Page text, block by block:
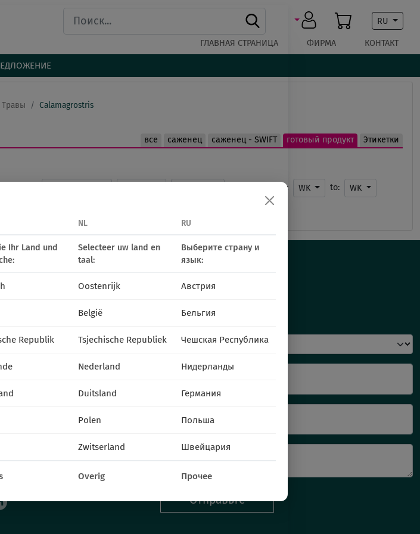
RU
ГЛАВНАЯ СТРАНИЦА ФИРМА КОНТАКТ
Травы Calamagrostris
все саженец саженец - SWIFT готовый продукт Этикетки
Potting from: WK to:
WK
Напишите нам
Ваш e-mail
Отправьте
NL RU
Ihr Land und
Selecteer uw land en
taal:
Выберите страну и
язык:
Oostenrijk Австрия
België Бельгия
Republik Tsjechische Republiek Чешская Республика
Nederland Нидерланды
Duitsland Германия
Polen Польша
Zwitserland Швейцария
Overig Прочее